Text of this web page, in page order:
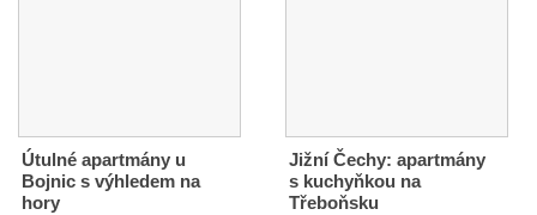
Útulné apartmány u
Bojnic s výhledem na
hory
Jižní Čechy: apartmány
s kuchyňkou na
Třeboňsku